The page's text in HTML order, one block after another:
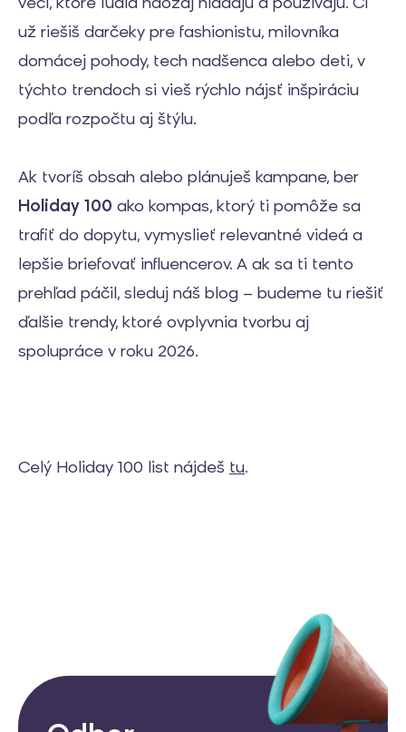
veci, ktoré ľudia naozaj hľadajú a používajú. Či
už riešiš darčeky pre fashionistu, milovníka
domácej pohody, tech nadšenca alebo deti, v
týchto trendoch si vieš rýchlo nájsť inšpiráciu
podľa rozpočtu aj štýlu.
Ak tvoríš obsah alebo plánuješ kampane, ber
Holiday 100 ako kompas, ktorý ti pomôže sa
trafiť do dopytu, vymyslieť relevantné videá a
lepšie briefovať influencerov. A ak sa ti tento
prehľad páčil, sleduj náš blog – budeme tu riešiť
ďalšie trendy, ktoré ovplyvnia tvorbu aj
spolupráce v roku 2026.
Celý Holiday 100 list nájdeš tu.